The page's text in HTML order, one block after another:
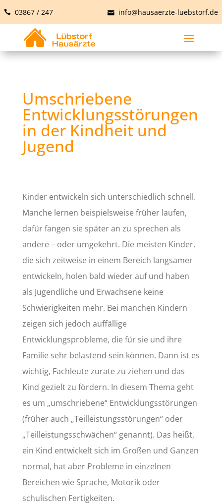
03867 / 247 info@hausaerzte-luebstorf.de
Umschriebene
Entwicklungsstörungen
in der Kindheit und
Jugend
Kinder entwickeln sich unterschiedlich schnell.
Manche lernen beispielsweise früher laufen,
dafür fangen sie später an zu sprechen als
andere – oder umgekehrt. Die meisten Kinder,
die sich zeitweise in einem Bereich langsamer
entwickeln, holen bald wieder auf und haben
als Jugendliche und Erwachsene keine
Schwierigkeiten mehr. Bei manchen Kindern
zeigen sich jedoch auffällige
Entwicklungsprobleme, die für sie und ihre
Familie sehr belastend sein können. Dann ist es
wichtig, Fachleute zurate zu ziehen und das
Kind gezielt zu fördern. In diesem Thema geht
es um „umschriebene“ Entwicklungsstörungen
(früher auch „Teilleistungsstörungen“ oder
„Teilleistungsschwächen“ genannt). Das heißt,
ein Kind entwickelt sich im Großen und Ganzen
normal, hat aber Probleme in einzelnen
Bereichen wie Sprache, Motorik oder
schulischen Fertigkeiten.